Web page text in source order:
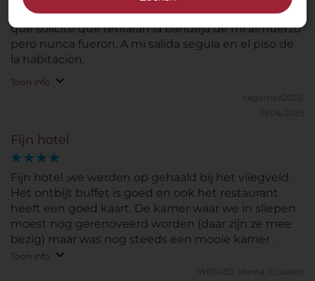
Fijn hotel
Fijn hotel ,we werden op gehaald bij het vliegveld .
Het ontbijt buffet is goed en ook het restaurant
heeft een goed kaart. De kamer waar we in sliepen
moest nog gerenoveerd worden (daar zijn ze mee
bezig) maar was nog steeds een mooie kamer .
Toon info
WillJ430.
Manta, Ecuador
La habitación era cómoda, muy aseada, lo unico es
que solicite que retiraran la bandeja de mi almuerzo
pero nunca fueron. A mi salida seguía en el piso de
la habitacion.
Toon info
cagomez2025.
21/04/2025